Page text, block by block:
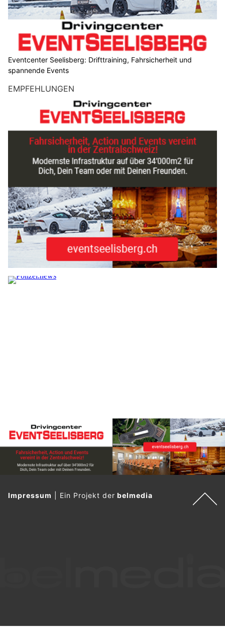
Eventcenter Seelisberg: Drifttraining, Fahrsicherheit und
spannende Events
EMPFEHLUNGEN
Impressum Ein Projekt derbelmedia